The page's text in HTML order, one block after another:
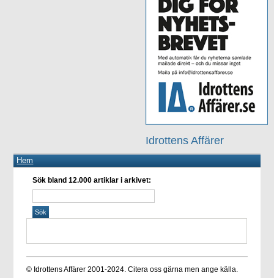
Idrottens Affärer
Hem
Sök bland 12.000 artiklar i arkivet:
© Idrottens Affärer 2001-2024. Citera oss gärna men ange källa.